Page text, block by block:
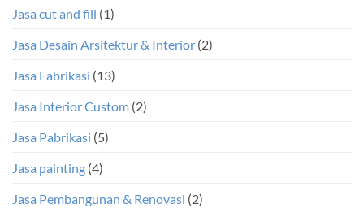
Jasa cut and fill (1)
Jasa Desain Arsitektur & Interior (2)
Jasa Fabrikasi (13)
Jasa Interior Custom (2)
Jasa Pabrikasi (5)
Jasa painting (4)
Jasa Pembangunan & Renovasi (2)